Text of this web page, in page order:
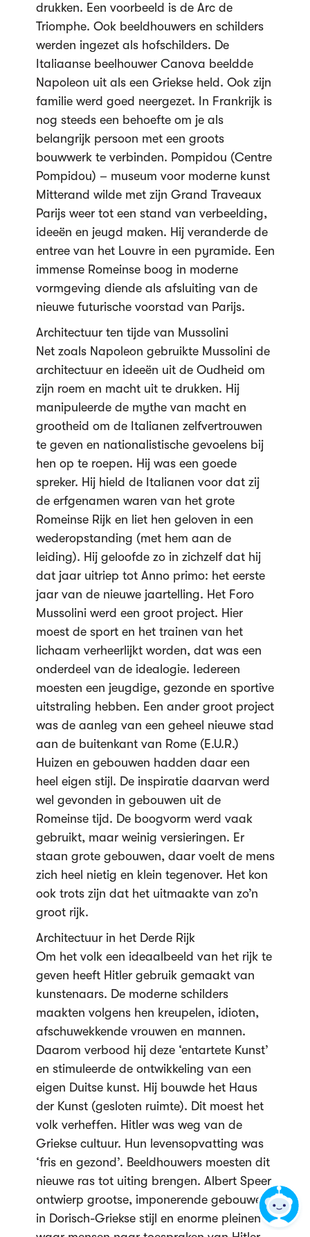
drukken. Een voorbeeld is de Arc de
Triomphe. Ook beeldhouwers en schilders
werden ingezet als hofschilders. De
Italiaanse beelhouwer Canova beeldde
Napoleon uit als een Griekse held. Ook zijn
familie werd goed neergezet. In Frankrijk is
nog steeds een behoefte om je als
belangrijk persoon met een groots
bouwwerk te verbinden. Pompidou (Centre
Pompidou) – museum voor moderne kunst
Mitterand wilde met zijn Grand Traveaux
Parijs weer tot een stand van verbeelding,
ideeën en jeugd maken. Hij veranderde de
entree van het Louvre in een pyramide. Een
immense Romeinse boog in moderne
vormgeving diende als afsluiting van de
nieuwe futurische voorstad van Parijs.
Architectuur ten tijde van Mussolini
Net zoals Napoleon gebruikte Mussolini de
architectuur en ideeën uit de Oudheid om
zijn roem en macht uit te drukken. Hij
manipuleerde de mythe van macht en
grootheid om de Italianen zelfvertrouwen
te geven en nationalistische gevoelens bij
hen op te roepen. Hij was een goede
spreker. Hij hield de Italianen voor dat zij
de erfgenamen waren van het grote
Romeinse Rijk en liet hen geloven in een
wederopstanding (met hem aan de
leiding). Hij geloofde zo in zichzelf dat hij
dat jaar uitriep tot Anno primo: het eerste
jaar van de nieuwe jaartelling. Het Foro
Mussolini werd een groot project. Hier
moest de sport en het trainen van het
lichaam verheerlijkt worden, dat was een
onderdeel van de idealogie. Iedereen
moesten een jeugdige, gezonde en sportive
uitstraling hebben. Een ander groot project
was de aanleg van een geheel nieuwe stad
aan de buitenkant van Rome (E.U.R.)
Huizen en gebouwen hadden daar een
heel eigen stijl. De inspiratie daarvan werd
wel gevonden in gebouwen uit de
Romeinse tijd. De boogvorm werd vaak
gebruikt, maar weinig versieringen. Er
staan grote gebouwen, daar voelt de mens
zich heel nietig en klein tegenover. Het kon
ook trots zijn dat het uitmaakte van zo’n
groot rijk.
Architectuur in het Derde Rijk
Om het volk een ideaalbeeld van het rijk te
geven heeft Hitler gebruik gemaakt van
kunstenaars. De moderne schilders
maakten volgens hen kreupelen, idioten,
afschuwekkende vrouwen en mannen.
Daarom verbood hij deze ‘entartete Kunst’
en stimuleerde de ontwikkeling van een
eigen Duitse kunst. Hij bouwde het Haus
der Kunst (gesloten ruimte). Dit moest het
volk verheffen. Hitler was weg van de
Griekse cultuur. Hun levensopvatting was
‘fris en gezond’. Beeldhouwers moesten dit
nieuwe ras tot uiting brengen. Albert Speer
ontwierp grootse, imponerende gebouwen
in Dorisch-Griekse stijl en enorme pleinen